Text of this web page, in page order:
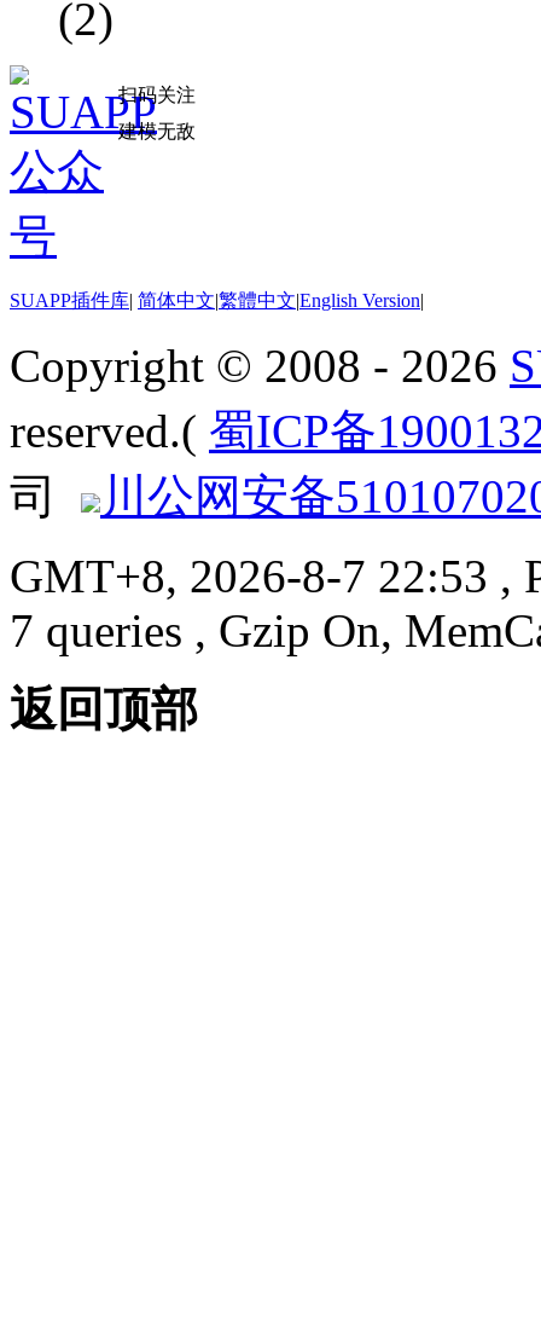
(2)
扫码关注
建模无敌
SUAPP插件库| 简体中文|繁體中文|English Version|
Copyright © 2008 - 2026
reserved.( 蜀ICP备
司
川公网安备
GMT+8, 2026-8-7 22:53 ,
7 queries , Gzip On,
返回顶部